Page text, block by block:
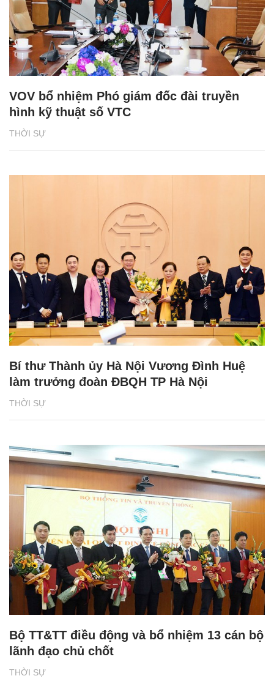
THỜI SỰ
VOV bổ nhiệm Phó giám đốc đài truyền
hình kỹ thuật số VTC
THỜI SỰ
Bí thư Thành ủy Hà Nội Vương Đình Huệ
làm trưởng đoàn ĐBQH TP Hà Nội
THỜI SỰ
Bộ TT&TT điều động và bổ nhiệm 13 cán bộ
lãnh đạo chủ chốt